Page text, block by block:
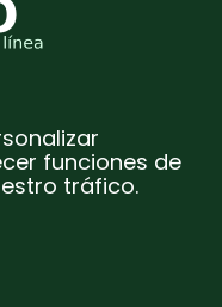
funciones de
tráfico.